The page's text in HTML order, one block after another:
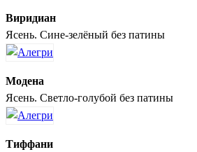
Виридиан
Ясень. Сине-зелёный без патины
Модена
Ясень. Светло-голубой без патины
Тиффани